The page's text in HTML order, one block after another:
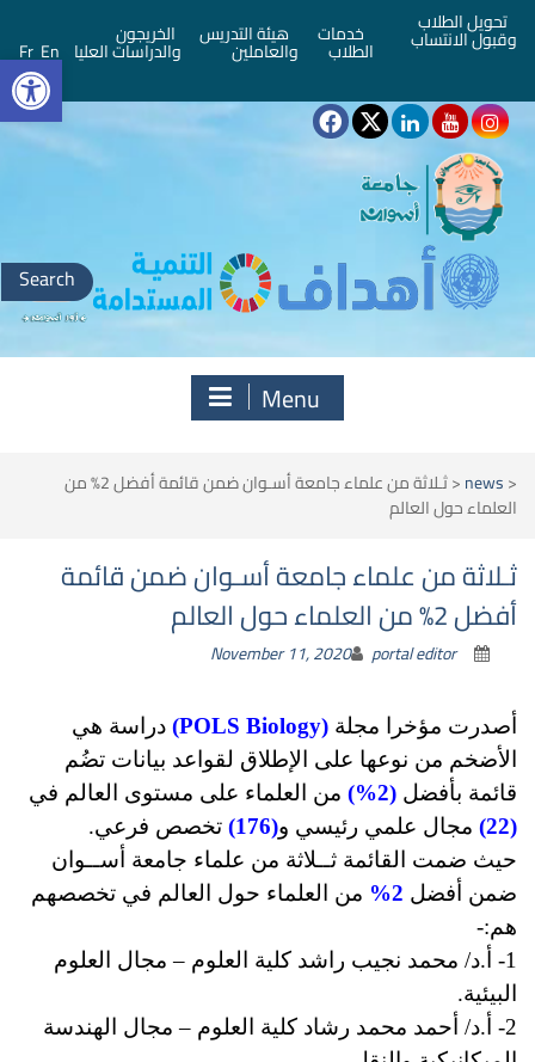
تحويل الطلاب
وقبول الانتساب خدمات
الطلاب
هيئة التدريس
والعاملين
الخريجون
والدراسات العليا En
Fr
Search
for:
Menu
<
news
<
ثـلاثة من علماء جامعة أسـوان ضمن قائمة أفضل 2% من
العلماء حول العالم
ثـلاثة من علماء جامعة أسـوان ضمن قائمة
أفضل 2% من العلماء حول العالم
November 11, 2020 portal editor
أصدرت مؤخرا مجلة (POLS Biology)
دراسة هي
الأضخم من نوعها على الإطلاق لقواعد بيانات تضُم
قائمة بأفضل (2%)
من العلماء على مستوى العالم في
(22)
مجال علمي رئيسي و(176)
تخصص فرعي.
حيث ضمت القائمة ثــلاثة من علماء جامعة أســوان
ضمن أفضل 2%
من العلماء حول العالم في تخصصهم
هم:-
1- أ.د/ محمد نجيب راشد كلية العلوم – مجال العلوم
البيئية.
2- أ.د/ أحمد محمد رشاد كلية العلوم – مجال الهندسة